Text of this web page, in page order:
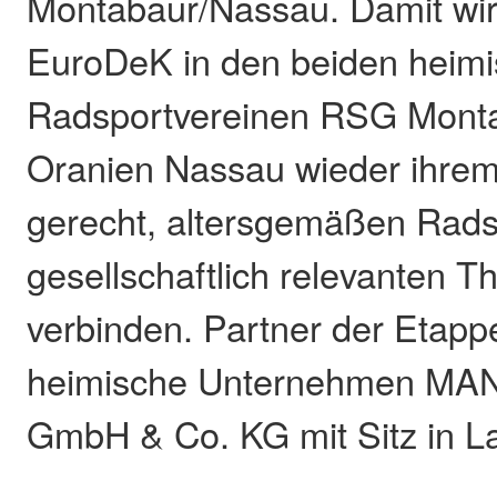
EuroDeK in den beiden
Radsportvereinen RSG
Oranien Nassau wieder
gerecht, altersgemäßen
gesellschaftlich relevanten
verbinden. Partner der
heimische Unternehmen
GmbH & Co. KG mit Sitz in